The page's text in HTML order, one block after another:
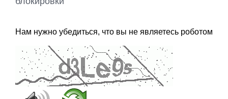
Нам нужно убедиться, что вы не являетесь роботом